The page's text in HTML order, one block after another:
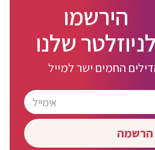
הירשמו
לניוזלטר שלנו
הרשמה